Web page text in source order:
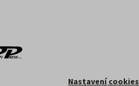
Nastavení cookies